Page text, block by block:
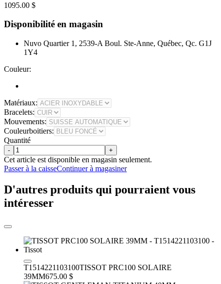
1095.00 $
Disponibilité en magasin
Nuvo Quartier 1, 2539-A Boul. Ste-Anne, Québec, Qc. G1J
1Y4
Couleur:
Matériaux:
Bracelets:
Mouvements:
Couleurboitiers:
Quantité
- +
Cet article est disponible en magasin seulement.
Passer à la caisseContinuer à magasiner
D'autres produits qui pourraient vous
intéresser
T1514221103100TISSOT PRC100 SOLAIRE
39MM675.00 $